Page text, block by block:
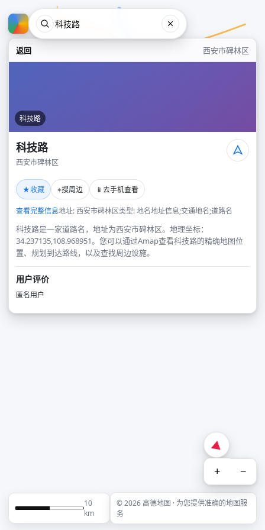
返回 西安市碑林区
科技路
科技路
西安市碑林区
★收藏 ⌖搜周边 📱 去手机查看
查看完整信息地址: 西安市碑林区类型: 地名地址信息;交通地名;道路名
科技路是一家道路名，地址为西安市碑林区。地理坐标：
34.237135,108.968951。您可以通过Amap查看科技路的精确地图位
置、规划到达路线，以及查找周边设施。
用户评价
匿名用户
+ −
10
km
© 2026 高德地图 · 为您提供准确的地图服
务